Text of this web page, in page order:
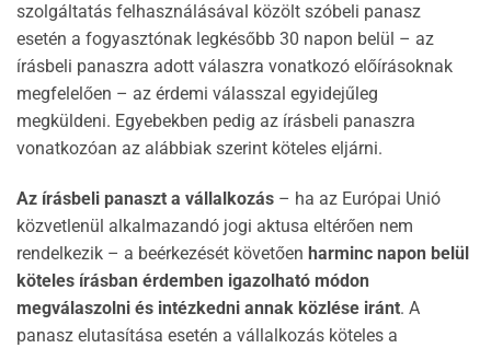
szolgáltatás felhasználásával közölt szóbeli panasz
esetén a fogyasztónak legkésőbb 30 napon belül – az
írásbeli panaszra adott válaszra vonatkozó előírásoknak
megfelelően – az érdemi válasszal egyidejűleg
megküldeni. Egyebekben pedig az írásbeli panaszra
vonatkozóan az alábbiak szerint köteles eljárni.
Az írásbeli panaszt a vállalkozás – ha az Európai Unió
közvetlenül alkalmazandó jogi aktusa eltérően nem
rendelkezik – a beérkezését követően harminc napon belül
köteles írásban érdemben igazolható módon
megválaszolni és intézkedni annak közlése iránt. A
panasz elutasítása esetén a vállalkozás köteles a